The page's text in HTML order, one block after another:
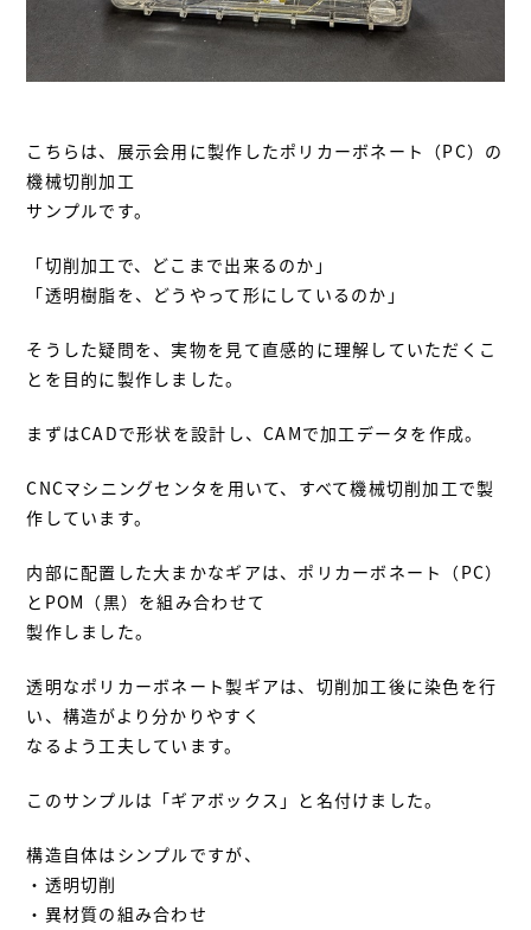
こちらは、展示会用に製作したポリカーボネート（PC）の
機械切削加工
サンプルです。
「切削加工で、どこまで出来るのか」
「透明樹脂を、どうやって形にしているのか」
そうした疑問を、実物を見て直感的に理解していただくこ
とを目的に製作しました。
まずはCADで形状を設計し、CAMで加工データを作成。
CNCマシニングセンタを用いて、すべて機械切削加工で製
作しています。
内部に配置した大まかなギアは、ポリカーボネート（PC）
とPOM（黒）を組み合わせて
製作しました。
透明なポリカーボネート製ギアは、切削加工後に染色を行
い、構造がより分かりやすく
なるよう工夫しています。
このサンプルは「ギアボックス」と名付けました。
構造自体はシンプルですが、
・透明切削
・異材質の組み合わせ